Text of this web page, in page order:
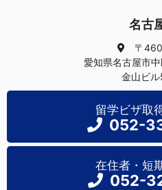
名古
〒
愛知県名古屋市
金山ビ
留学ビザ取
052-
在住者・短
052-